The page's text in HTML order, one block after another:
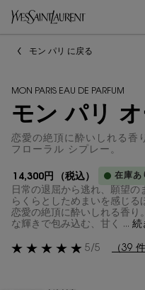
モン パリ に戻る
MON PARIS EAU DE PARFUM
モン パリ
恋愛の絶頂に酔いしれる香
フローラル シプレー。
14,300円 （税込） 在庫あ
日常の退屈から逃れ、願望の
らくらとしためまいを感じる
恋愛の絶頂に酔いしれる香り
な輝きで包み込む、甘く ... 続
5/5 （39